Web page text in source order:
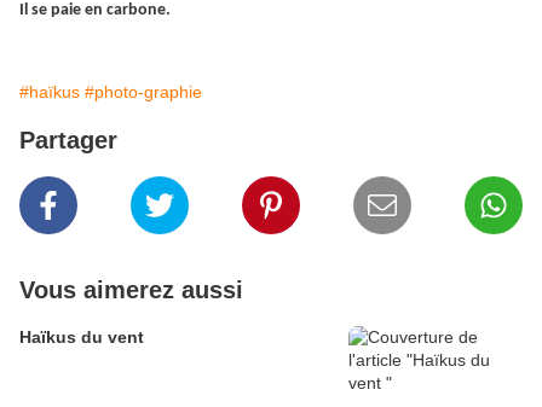
Il se paie en carbone.
#haïkus #photo-graphie
Partager
Vous aimerez aussi
Haïkus du vent